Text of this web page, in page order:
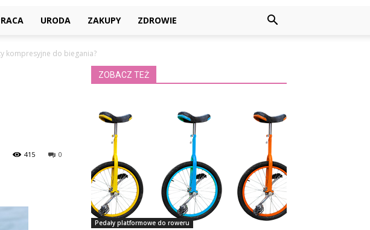
URODA ZAKUPY ZDROWIE
kompresyjne do biegania?
0
415
ZOBACZ TEŻ
Pedały platformowe do roweru